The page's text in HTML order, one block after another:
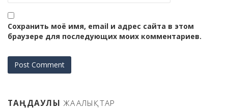
Сохранить моё имя, email и адрес сайта в этом
браузере для последующих моих комментариев.
ТАҢДАУЛЫ ЖАҢАЛЫҚТАР